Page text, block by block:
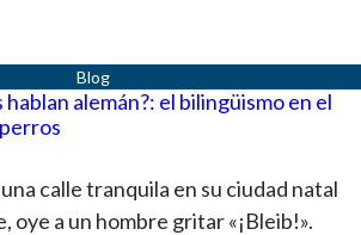
alemán?: el bilingüismo en el
calle tranquila en su ciudad natal
oye a un hombre gritar «¡Bleib!».